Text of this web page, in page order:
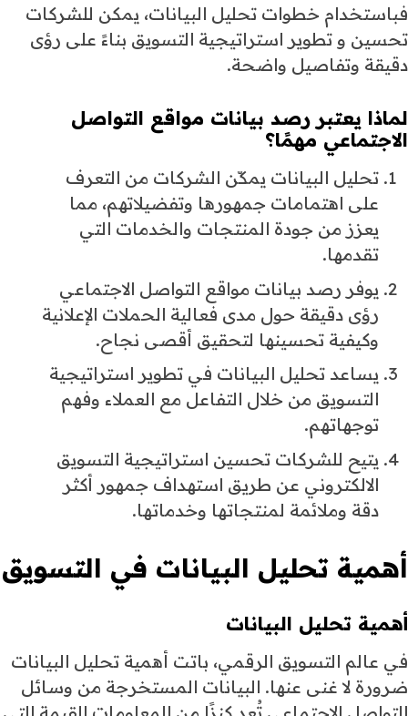
فباستخدام خطوات تحليل البيانات، يمكن للشركات
تحسين و تطوير استراتيجية التسويق بناءً على رؤى
دقيقة وتفاصيل واضحة.
لماذا يعتبر رصد بيانات مواقع التواصل
الاجتماعي مهمًا؟
تحليل البيانات يمكّن الشركات من التعرف
على اهتمامات جمهورها وتفضيلاتهم، مما
يعزز من جودة المنتجات والخدمات التي
تقدمها.
يوفر رصد بيانات مواقع التواصل الاجتماعي
رؤى دقيقة حول مدى فعالية الحملات الإعلانية
وكيفية تحسينها لتحقيق أقصى نجاح.
يساعد تحليل البيانات في تطوير استراتيجية
التسويق من خلال التفاعل مع العملاء وفهم
توجهاتهم.
يتيح للشركات تحسين استراتيجية التسويق
الالكتروني عن طريق استهداف جمهور أكثر
دقة وملائمة لمنتجاتها وخدماتها.
أهمية تحليل البيانات في التسويق
أهمية تحليل البيانات
في عالم التسويق الرقمي، باتت أهمية تحليل البيانات
ضرورة لا غنى عنها. البيانات المستخرجة من وسائل